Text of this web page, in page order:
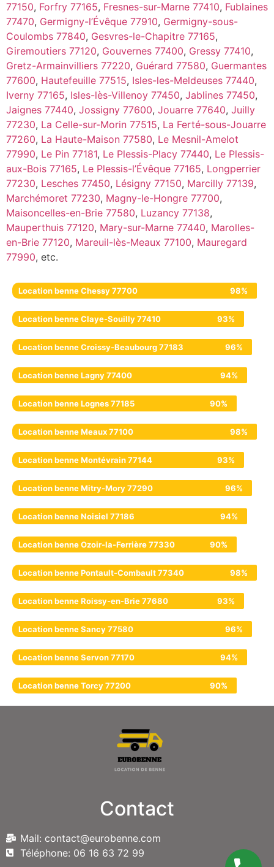
77150, Forfry 77165, Fresnes-sur-Marne 77410, Fublaines
77470, Germigny-l’Évêque 77910, Germigny-sous-
Coulombs 77840, Gesvres-le-Chapitre 77165,
Giremoutiers 77120, Gouvernes 77400, Gressy 77410,
Gretz-Armainvilliers 77220, Guérard 77580, Guermantes
77600, Hautefeuille 77515, Isles-les-Meldeuses 77440,
Iverny 77165, Isles-lès-Villenoy 77450, Jablines 77450,
Jaignes 77440, Jossigny 77600, Jouarre 77640, Juilly
77230, La Celle-sur-Morin 77515, La Ferté-sous-Jouarre
77260, La Haute-Maison 77580, Le Mesnil-Amelot
77990, Le Pin 77181, Le Plessis-Placy 77440, Le Plessis-
aux-Bois 77165, Le Plessis-l’Évêque 77165, Longperrier
77230, Lesches 77450, Lésigny 77150, Marcilly 77139,
Marchémoret 77230, Magny-le-Hongre 77700,
Maisoncelles-en-Brie 77580, Luzancy 77138,
Mauperthuis 77120, Mary-sur-Marne 77440, Marolles-
en-Brie 77120, Mareuil-lès-Meaux 77100, Mauregard
77990, etc.
Location benne Chessy 77700 98%
Location benne Claye-Souilly 77410 93%
Location benne Croissy-Beaubourg 77183 96%
Location benne Lagny 77400 94%
Location benne Lognes 77185 90%
Location benne Meaux 77100 98%
Location benne Montévrain 77144 93%
Location benne Mitry-Mory 77290 96%
Location benne Noisiel 77186 94%
Location benne Ozoir-la-Ferrière 77330 90%
Location benne Pontault-Combault 77340 98%
Location benne Roissy-en-Brie 77680 93%
Location benne Sancy 77580 96%
Location benne Servon 77170 94%
Location benne Torcy 77200 90%
Contact
Mail: contact@eurobenne.com
Téléphone: 06 16 63 72 99